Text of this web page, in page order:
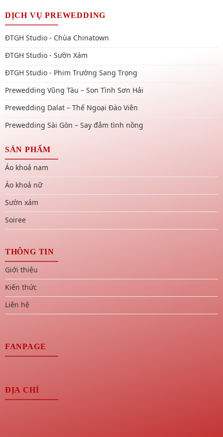
DỊCH VỤ PREWEDDING
ĐTGH Studio - Chùa Chinatown
ĐTGH Studio - Sườn Xám
ĐTGH Studio - Phim Trường Sang Trọng
Prewedding Vũng Tàu – Son Tình Sơn Hải
Prewedding Dalat – Thế Ngoại Đào Viên
Prewedding Sài Gòn – Say đắm tình nồng
SẢN PHẨM
Áo khoả nam
Áo khoả nữ
Sườn xám
Soiree
THÔNG TIN
Giới thiệu
Kiến thức
Liên hệ
FANPAGE
ĐỊA CHỈ